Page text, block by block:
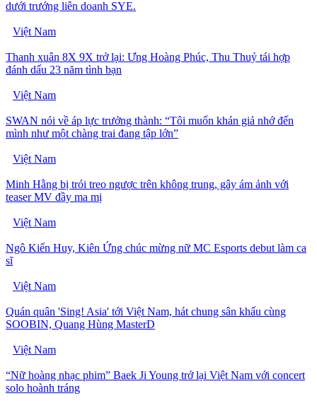
dưới trướng liên doanh SYE.
Việt Nam
Thanh xuân 8X 9X trở lại: Ưng Hoàng Phúc, Thu Thuỷ tái hợp
đánh dấu 23 năm tình bạn
Việt Nam
SWAN nói về áp lực trưởng thành: “Tôi muốn khán giả nhớ đến
mình như một chàng trai đang tập lớn”
Việt Nam
Minh Hằng bị trói treo ngược trên không trung, gây ám ảnh với
teaser MV đầy ma mị
Việt Nam
Ngô Kiến Huy, Kiên Ứng chúc mừng nữ MC Esports debut làm ca
sĩ
Việt Nam
Quán quân 'Sing! Asia' tới Việt Nam, hát chung sân khấu cùng
SOOBIN, Quang Hùng MasterD
Việt Nam
“Nữ hoàng nhạc phim” Baek Ji Young trở lại Việt Nam với concert
solo hoành tráng